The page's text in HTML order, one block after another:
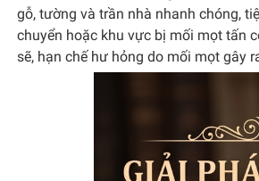
gỗ, tường và trần nhà nhanh chóng,
chuyển hoặc khu vực bị mối mọt tấn
sẽ, hạn chế hư hỏng do mối mọt gây